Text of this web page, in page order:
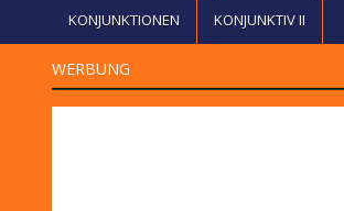
KONJUNKTIONEN KONJUNKTIV II
WERBUNG